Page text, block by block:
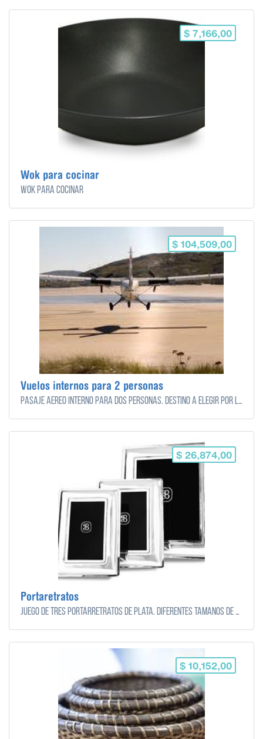
$ 7,166,00
Wok para cocinar
Wok para cocinar
$ 104,509,00
Vuelos internos para 2 personas
Pasaje aereo interno para dos personas. Destino a elegir por los novios.
$ 26,874,00
Portaretratos
Juego de tres portarretratos de plata. Diferentes tamaños de foto.
$ 10,152,00